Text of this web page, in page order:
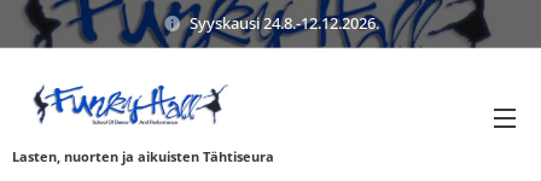
Syyskausi 24.8.-12.12.2026.
Lasten, nuorten ja aikuisten Tähtiseura